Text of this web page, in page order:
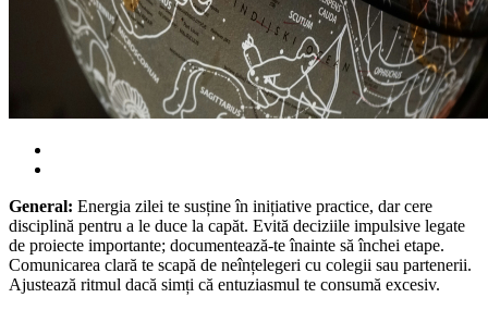
General: Energia zilei te susține în inițiative practice, dar cere
disciplină pentru a le duce la capăt. Evită deciziile impulsive legate
de proiecte importante; documentează-te înainte să închei etape.
Comunicarea clară te scapă de neînțelegeri cu colegii sau partenerii.
Ajustează ritmul dacă simți că entuziasmul te consumă excesiv.